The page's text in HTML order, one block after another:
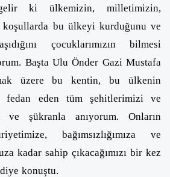
ki ülkemizin, milletimizin,
koşullarda bu ülkeyi kurduğunu ve
çocuklarımızın bilmesi
Başta Ulu Önder Gazi Mustafa
üzere bu kentin, bu ülkenin
fedan eden tüm şehitlerimizi ve
ve şükranla anıyorum. Onların
bağımsızlığımıza ve
kadar sahip çıkacağımızı bir kez
konuştu.